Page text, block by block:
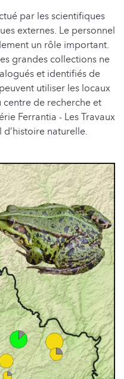
par les scientifiques
externes. Le personnel
un rôle important.
grandes collections ne
et identifiés de
utiliser les locaux
de recherche et
Ferrantia - Les Travaux
naturelle.